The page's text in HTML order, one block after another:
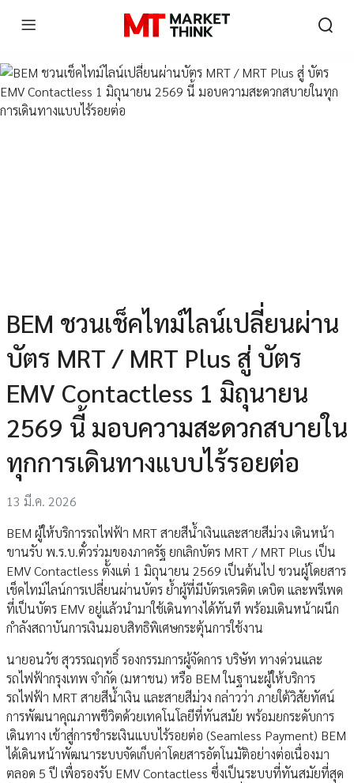
BEM ชวนเช็คไทม์ไลน์เปลี่ยนผ่าน
บัตร MRT / MRT Plus สู่ บัตร
EMV Contactless 1 มิถุนายน
2569 นี้ มอบความสะดวกสบายใน
ทุกการเดินทางแบบไร้รอยต่อ
13 มี.ค. 2026
BEM ผู้ให้บริการรถไฟฟ้า MRT สายสีน้ำเงินและสายสีม่วง เดินหน้า
ขานรับ พ.ร.บ.ตั๋วร่วมของภาครัฐ ยกเลิกบัตร MRT / MRT Plus เป็น
EMV Contactless ตั้งแต่ 1 มิถุนายน 2569 เป็นต้นไป ชวนผู้โดยสาร
เช็คไทม์ไลน์การเปลี่ยนผ่านบัตร ย้ำผู้ที่มีบัตรเครดิต เดบิต และพรีเพด
ที่เป็นบัตร EMV อยู่แล้วนำมาใช้เดินทางได้ทันที พร้อมเดินหน้าผนึก
กำลังสถาบันการเงินมอบสิทธิพิเศษกระตุ้นการใช้งาน
นายอนวัช สุวรรณฤทธิ์ รองกรรมการผู้จัดการ บริษัท ทางด่วนและ
รถไฟฟ้ากรุงเทพ จำกัด (มหาชน) หรือ BEM ในฐานะผู้ให้บริการ
รถไฟฟ้า MRT สายสีน้ำเงิน และสายสีม่วง กล่าวว่า ภายใต้วิสัยทัศน์
การพัฒนาคุณภาพชีวิตด้วยเทคโนโลยีที่ทันสมัย พร้อมยกระดับการ
เดินทาง เข้าสู่การชำระเงินแบบไร้รอยต่อ (Seamless Payment) BEM
ได้เดินหน้าพัฒนาระบบจัดเก็บค่าโดยสารอัตโนมัติอย่างต่อเนื่องมา
ตลอด 5 ปี เพื่อรองรับ EMV Contactless ซึ่งเป็นระบบที่ทันสมัยที่สุด